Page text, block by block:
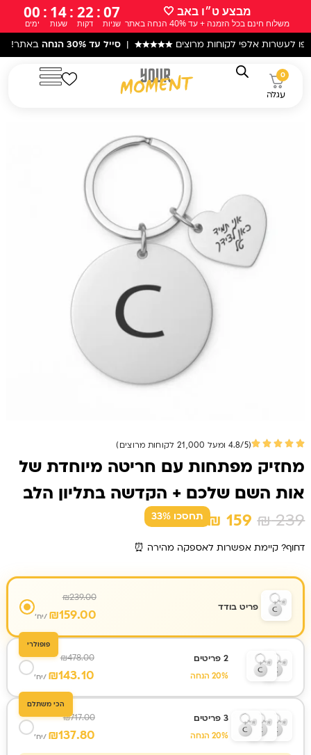
לתוכן
מבצע ט״ו באב 🤍
משלוח חינם בכל הזמנה + עד 40% הנחה באתר
05
שניות
:
22
דקות
:
14
שעות
:
00
ימים
לקוחות מרוצים★★★★★
|סייל עד 30% הנחה באתר! |עקב המצב
0
עגלה
(4.8/5 ומעל 21,000 לקוחות מרוצים)
מחזיק מפתחות עם חריטה מיוחדת של
אות השם שלכם + הקדשה בתליון הלב
₪239 המחיר
היה:
₪ 239.
₪ 159 המחיר
הוא:
₪ 159.
תחסכו 33%
דחוף? קיימת אפשרות לאספקה מהירה ⏰
פריט בודד
₪239.00
₪159.00 /יח'
פופולרי
2 פריטים
20% הנחה
₪478.00
₪143.10 /יח'
הכי משתלם
3 פריטים
20% הנחה
₪717.00
₪137.80 /יח'